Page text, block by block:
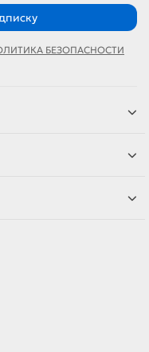
БЕЗОПАСНОСТИ